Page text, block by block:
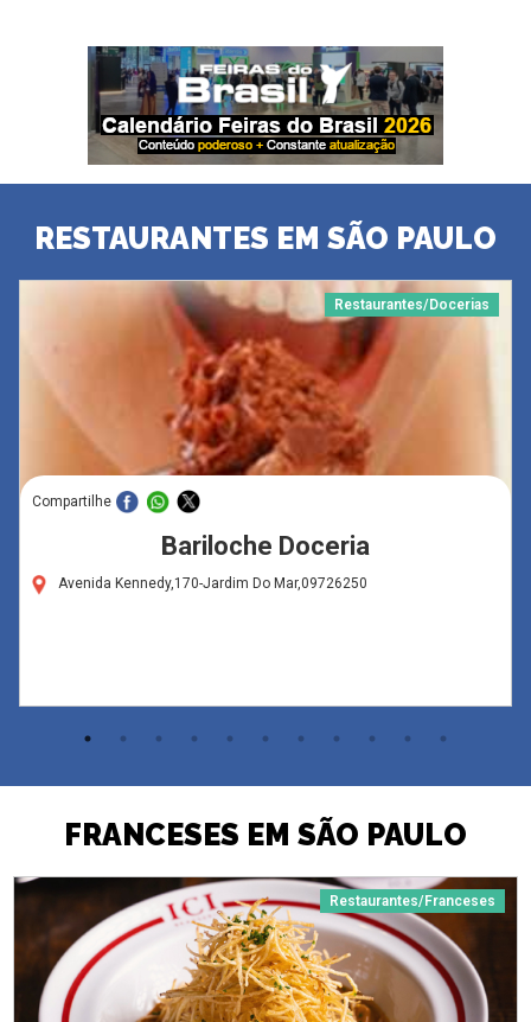
RESTAURANTES EM SÃO PAULO
Restaurantes/Docerias
Compartilhe
Bariloche Doceria
Avenida Kennedy,170-Jardim Do Mar,09726250
FRANCESES EM SÃO PAULO
Restaurantes/Franceses